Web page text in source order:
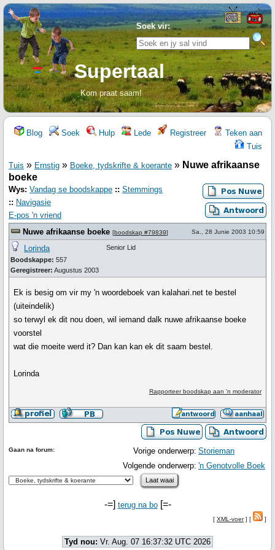
Soek vir:
Supertaal
Kom praat saam!
Blog Soek Hulp Lede Registreer
Teken aan
Tuis
Tuis » Ernstig » Boeke, tydskrifte & koerante » Nuwe afrikaanse
boeke
Wys: Vandag se boodskappe :: Stemmings
:: Navigasie
E-pos 'n vriend
Nuwe afrikaanse boeke [boodskap #79839] Sa., 28 Junie 2003 10:59
Lorinda
Boodskappe: 557
Geregistreer: Augustus 2003
Senior Lid
Ek is besig om vir my 'n woordeboek van kalahari.net te bestel
(uiteindelik)
so terwyl ek dit nou doen, wil iemand dalk nuwe afrikaanse boeke
voorstel
wat die moeite werd it? Dan kan kan ek dit saam bestel.
Lorinda
Rapporteer boodskap aan 'n moderator
Vorige onderwerp: Storieman
Volgende onderwerp: 'n Genotvolle Boek
Gaan na forum:
-=] terug na bo[=-
[ XML-voer] [ ]
Tyd nou: Vr. Aug. 07 16:37:32 UTC 2026